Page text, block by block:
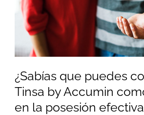
¿Sabías que puedes
Tinsa by Accumin
en la posesión